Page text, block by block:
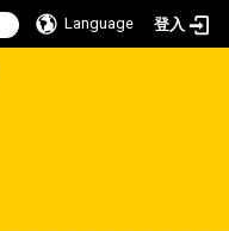
Language 登入